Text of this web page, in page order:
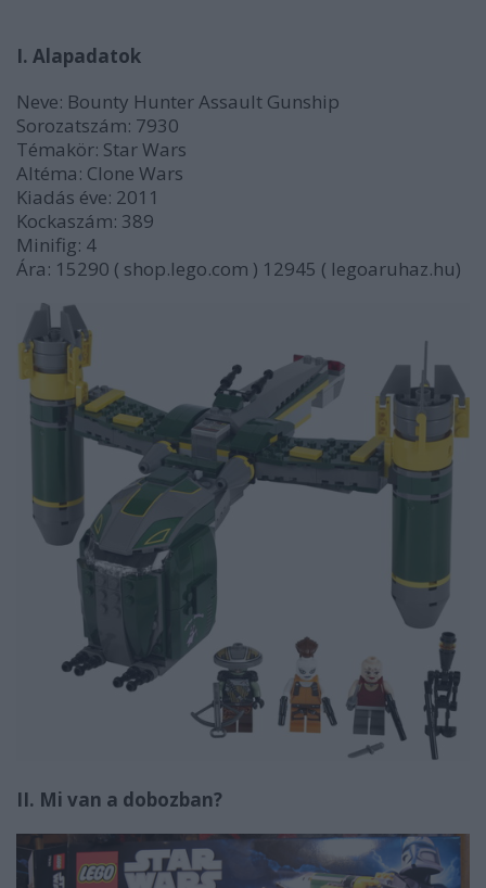
I. Alapadatok
Neve: Bounty Hunter Assault Gunship
Sorozatszám: 7930
Témakör: Star Wars
Altéma: Clone Wars
Kiadás éve: 2011
Kockaszám: 389
Minifig: 4
Ára: 15290 ( shop.lego.com ) 12945 ( legoaruhaz.hu)
II. Mi van a dobozban?